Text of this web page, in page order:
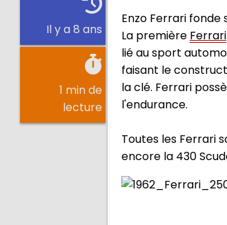
Il y a 8 ans
1 min de
lecture
Enzo Ferrari fonde
La première Ferrari
lié au sport
faisant le
la clé. Ferrari
l'endurance.
Toutes les Ferrari
encore la 430